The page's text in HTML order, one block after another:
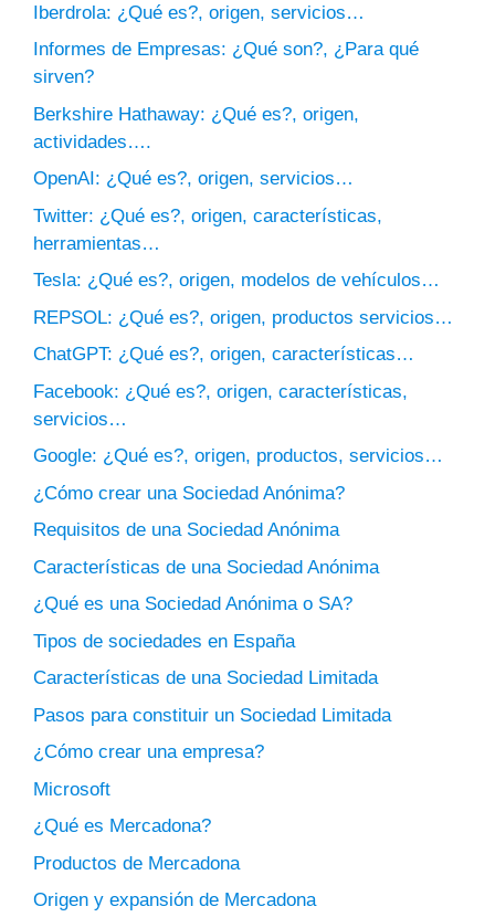
Iberdrola: ¿Qué es?, origen, servicios…
Informes de Empresas: ¿Qué son?, ¿Para qué
sirven?
Berkshire Hathaway: ¿Qué es?, origen,
actividades….
OpenAI: ¿Qué es?, origen, servicios…
Twitter: ¿Qué es?, origen, características,
herramientas…
Tesla: ¿Qué es?, origen, modelos de vehículos…
REPSOL: ¿Qué es?, origen, productos servicios…
ChatGPT: ¿Qué es?, origen, características…
Facebook: ¿Qué es?, origen, características,
servicios…
Google: ¿Qué es?, origen, productos, servicios…
¿Cómo crear una Sociedad Anónima?
Requisitos de una Sociedad Anónima
Características de una Sociedad Anónima
¿Qué es una Sociedad Anónima o SA?
Tipos de sociedades en España
Características de una Sociedad Limitada
Pasos para constituir un Sociedad Limitada
¿Cómo crear una empresa?
Microsoft
¿Qué es Mercadona?
Productos de Mercadona
Origen y expansión de Mercadona